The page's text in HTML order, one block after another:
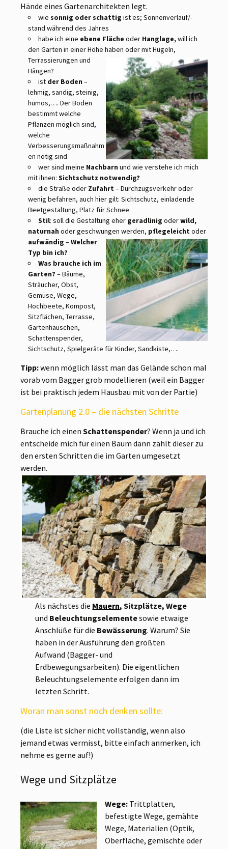
Hände eines Gartenarchitekten legt.
wie sonnig oder schattig ist es; Sonnenverlauf/-
stand während des Jahres
habe ich eine ebene Fläche oder Hanglage,will ich
den Garten in einer Höhe haben oder mit Hügeln,
Terrassierungen und
Hängen?
ist der Boden –
lehmig, sandig, steinig,
humos,…. Der Boden
bestimmt welche
Pflanzen möglich sind,
welche
Verbesserungsmaßnahm
en nötig sind
wer sind meine Nachbarn und wie verstehe ich mich
mit ihnen: Sichtschutz notwendig?
die Straße oder Zufahrt– Durchzugsverkehr oder
wenig befahren, auch hier gilt: Sichtschutz, einladende
Beetgestaltung, Platz für Schnee
Stil: soll die Gestaltung eher geradlinig oderwild,
naturnah oder geschwungen werden, pflegeleichtoder
aufwändig –Welcher
Typ bin ich?
Was brauche ich im
Garten? – Bäume,
Sträucher, Obst,
Gemüse, Wege,
Hochbeete, Kompost,
Sitzflächen, Terrasse,
Gartenhäuschen,
Schattenspender,
Sichtschutz, Spielgeräte für Kinder, Sandkiste,….
Tipp:wenn möglich lässt man das Gelände schon mal
vorab vom Bagger grob modellieren (weil ein Bagger
ist bei praktisch jedem Hausbau mit von der Partie)
Gartenplanung 2.0 – die nächsten Schritte
Brauche ich einen Schattenspender? Wenn ja und ich
entscheide mich für einen Baum dann zählt dieser zu
den ersten Schritten die im Garten umgesetzt
werden.
Als nächstes die Mauern, Sitzplätze, Wege
und Beleuchtungselementesowie etwaige
Anschlüße für die Bewässerung. Warum? Sie
haben in der Ausführung den größten
Aufwand (Bagger- und
Erdbewegungsarbeiten). Die eigentlichen
Beleuchtungselemente erfolgen dann im
letzten Schritt.
Woran man sonst noch denken sollte:
(die Liste ist sicher nicht vollständig, wenn also
jemand etwas vermisst, bitte einfach anmerken, ich
nehme es gerne auf!)
Wege und Sitzplätze
Wege: Trittplatten,
befestigte Wege, gemähte
Wege, Materialien (Optik,
Oberfläche, gemischte oder